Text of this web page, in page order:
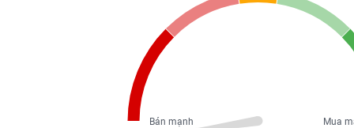
Mua
Bán mạnh